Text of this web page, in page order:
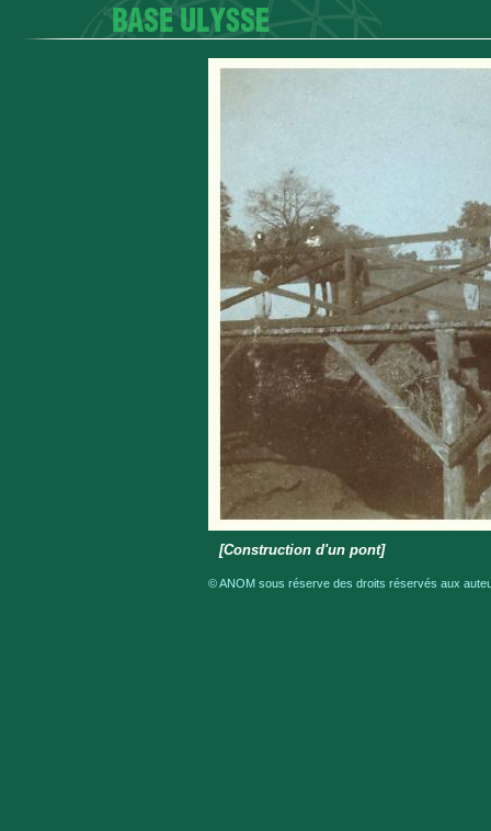
[Construction d'un pont]
© ANOM sous réserve des droits réservés aux